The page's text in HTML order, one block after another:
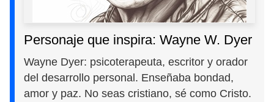
Personaje que inspira: Wayne W. Dyer
Wayne Dyer: psicoterapeuta, escritor y orador
del desarrollo personal. Enseñaba bondad,
amor y paz. No seas cristiano, sé como Cristo.